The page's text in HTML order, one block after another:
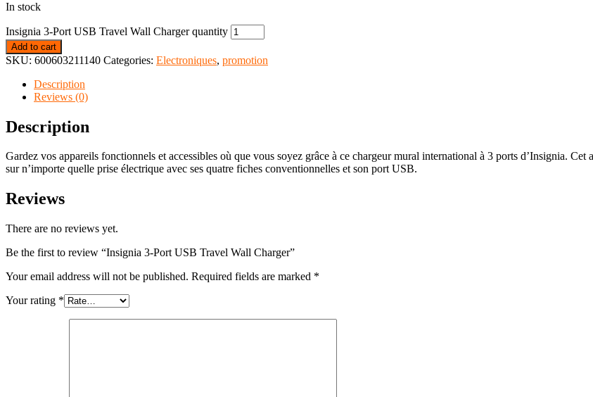
In stock
Insignia 3-Port USB Travel Wall Charger quantity
Add to cart
SKU: 600603211140 Categories: Electroniques, promotion
Description
Reviews (0)
Description
Gardez vos appareils fonctionnels et accessibles où que vous soyez grâce à ce chargeur mural international à 3 ports d’Insignia.
sur n’importe quelle prise électrique avec ses quatre fiches conventionnelles et son port USB.
Reviews
There are no reviews yet.
Be the first to review “Insignia 3-Port USB Travel Wall Charger”
Your email address will not be published. Required fields are marked *
Your rating *